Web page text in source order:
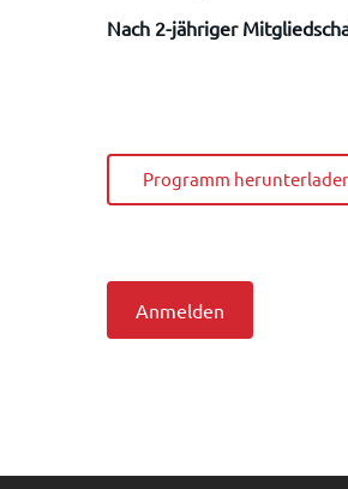
Nach 2-jähriger
Programm
Anmelden